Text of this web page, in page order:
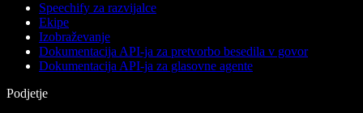
Speechify za razvijalce
Ekipe
Izobraževanje
Dokumentacija API-ja za pretvorbo besedila v govor
Dokumentacija API-ja za glasovne agente
Podjetje